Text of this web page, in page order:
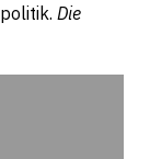
Die